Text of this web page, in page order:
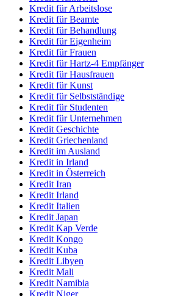
Kredit für Arbeitslose
Kredit für Beamte
Kredit für Behandlung
Kredit für Eigenheim
Kredit für Frauen
Kredit für Hartz-4 Empfänger
Kredit für Hausfrauen
Kredit für Kunst
Kredit für Selbstständige
Kredit für Studenten
Kredit für Unternehmen
Kredit Geschichte
Kredit Griechenland
Kredit im Ausland
Kredit in Irland
Kredit in Österreich
Kredit Iran
Kredit Irland
Kredit Italien
Kredit Japan
Kredit Kap Verde
Kredit Kongo
Kredit Kuba
Kredit Libyen
Kredit Mali
Kredit Namibia
Kredit Niger